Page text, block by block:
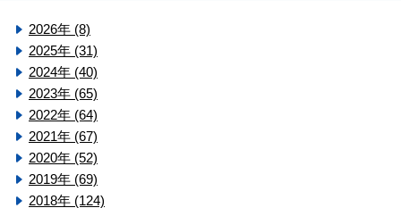
2026年 (8)
2025年 (31)
2024年 (40)
2023年 (65)
2022年 (64)
2021年 (67)
2020年 (52)
2019年 (69)
2018年 (124)